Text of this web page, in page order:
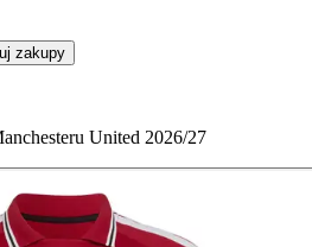
zakupy
United 2026/27